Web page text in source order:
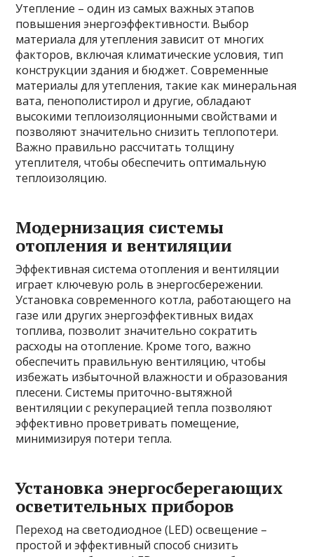
Утепление – один из самых важных этапов
повышения энергоэффективности. Выбор
материала для утепления зависит от многих
факторов, включая климатические условия, тип
конструкции здания и бюджет. Современные
материалы для утепления, такие как минеральная
вата, пенополистирол и другие, обладают
высокими теплоизоляционными свойствами и
позволяют значительно снизить теплопотери.
Важно правильно рассчитать толщину
утеплителя, чтобы обеспечить оптимальную
теплоизоляцию.
Модернизация системы
отопления и вентиляции
Эффективная система отопления и вентиляции
играет ключевую роль в энергосбережении.
Установка современного котла, работающего на
газе или других энергоэффективных видах
топлива, позволит значительно сократить
расходы на отопление. Кроме того, важно
обеспечить правильную вентиляцию, чтобы
избежать избыточной влажности и образования
плесени. Системы приточно-вытяжной
вентиляции с рекуперацией тепла позволяют
эффективно проветривать помещение,
минимизируя потери тепла.
Установка энергосберегающих
осветительных приборов
Переход на светодиодное (LED) освещение –
простой и эффективный способ снизить